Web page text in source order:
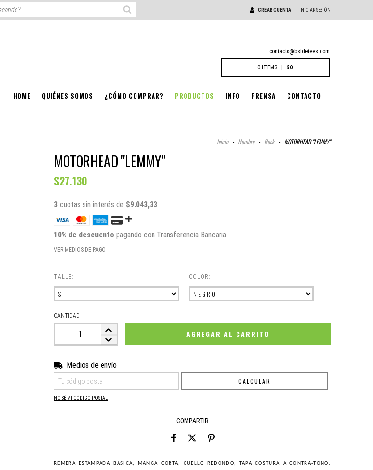
CREAR CUENTA - INICIAR SESIÓN
contacto@bsidetees.com
0ITEMS | $0
HOME QUIÉNES SOMOS ¿CÓMO COMPRAR? PRODUCTOS INFO PRENSA CONTACTO
Inicio - Hombre - Rock - MOTORHEAD "LEMMY"
MOTORHEAD "LEMMY"
$27.130
3 cuotas sin interés de $9.043,33
10% de descuento pagando con Transferencia Bancaria
VER MEDIOS DE PAGO
TALLE: COLOR:
CANTIDAD
Entregas para el CP:
Medios de envío
CALCULAR
NO SÉ MI CÓDIGO POSTAL
COMPARTIR
REMERA ESTAMPADA BÁSICA, MANGA CORTA, CUELLO REDONDO, TAPA COSTURA A CONTRA-TONO.